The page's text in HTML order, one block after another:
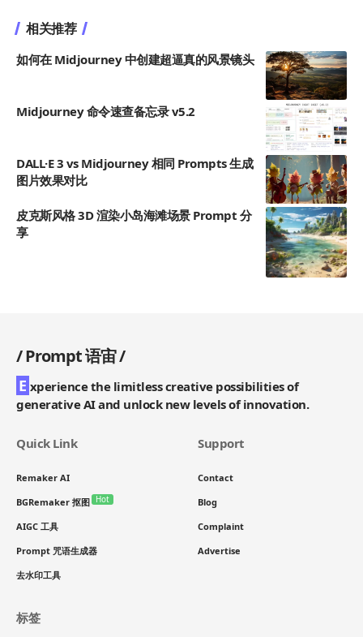
相关推荐
如何在 Midjourney 中创建超逼真的风景镜头
Midjourney 命令速查备忘录 v5.2
DALL·E 3 vs Midjourney 相同 Prompts 生成
图片效果对比
6
皮克斯风格 3D 渲染小岛海滩场景 Prompt 分
享
/Prompt 语宙/
E xperience the limitless creative possibilities of
generative AI and unlock new levels of innovation.
Quick Link
Remaker AI
BGRemaker 抠图 Hot
AIGC 工具
Prompt 咒语生成器
去水印工具
Support
Contact
Blog
Complaint
Advertise
标签